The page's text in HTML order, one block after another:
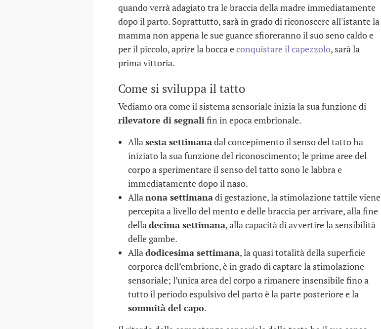
quando verrà adagiato tra le braccia della madre immediatamente
dopo il parto. Soprattutto, sarà in grado di riconoscere all'istante la
mamma non appena le sue guance sfioreranno il suo seno caldo e
per il piccolo, aprire la bocca econquistare il capezzolo, sarà la
prima vittoria.
Come si sviluppa il tatto
Vediamo ora come il sistema sensoriale inizia la sua funzione di
rilevatore di segnalifin in epoca embrionale.
Allasesta settimanadal concepimento il senso del tatto ha
iniziato la sua funzione del riconoscimento; le prime aree del
corpo a sperimentare il senso del tatto sono le labbra e
immediatamente dopo il naso.
Allanona settimanadi gestazione, la stimolazione tattile viene
percepita a livello del mento e delle braccia per arrivare, alla fine
delladecima settimana, alla capacità di avvertire la sensibilità
delle gambe.
Alladodicesima settimana, la quasi totalità della superficie
corporea dell’embrione, è in grado di captare la stimolazione
sensoriale; l’unica area del corpo a rimanere insensibile fino a
tutto il periodo espulsivo del parto è la parte posteriore e la
sommità del capo.
COME SCEGLIERE L'ASILO
NIDO
30 DIC 2016
BAMBINI